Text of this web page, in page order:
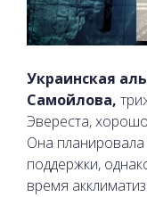
Украинская
Самойлова,
Эвереста,
Она
поддержки,
время